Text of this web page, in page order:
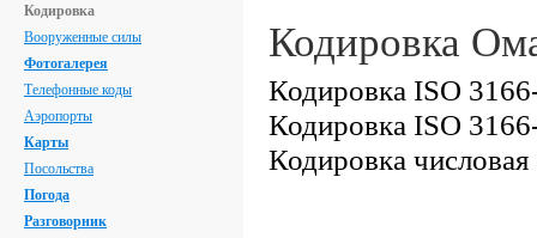
Кодировка
Вооруженные силы
Фотогалерея
Телефонные коды
Аэропорты
Карты
Посольства
Погода
Разговорник
Кодировка
Кодировка ISO
Кодировка ISO
Кодировка